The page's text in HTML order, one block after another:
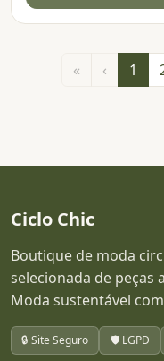
« ‹ 1
Ciclo Chic
Boutique de moda
selecionada de peças
Moda sustentável
🔒 Site Seguro 🛡️ LGPD